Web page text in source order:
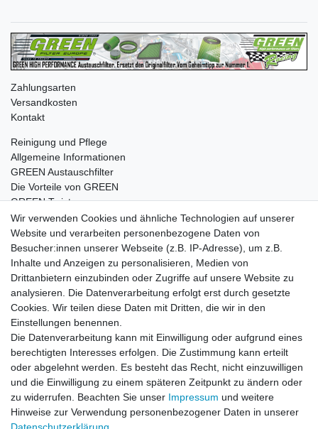
Zahlungsarten
Versandkosten
Kontakt
Reinigung und Pflege
Allgemeine Informationen
GREEN Austauschfilter
Die Vorteile von GREEN
GREEN Twister
Impressum Daten­schutz­erklärung AGB
Barrierefreiheitserklärung Widerrufs­recht
Vertrag widerrufen Kontakt
© Copyright 2026 | Alle Rechte vorbehalten.
Wir verwenden Cookies und ähnliche Technologien auf unserer
Website und verarbeiten personenbezogene Daten von
Besucher:innen unserer Webseite (z.B. IP-Adresse), um z.B.
Inhalte und Anzeigen zu personalisieren, Medien von
Drittanbietern einzubinden oder Zugriffe auf unsere Website zu
analysieren. Die Datenverarbeitung erfolgt erst durch gesetzte
Cookies. Wir teilen diese Daten mit Dritten, die wir in den
Einstellungen benennen.
Die Datenverarbeitung kann mit Einwilligung oder aufgrund eines
berechtigten Interesses erfolgen. Die Zustimmung kann erteilt
oder abgelehnt werden. Es besteht das Recht, nicht einzuwilligen
und die Einwilligung zu einem späteren Zeitpunkt zu ändern oder
zu widerrufen. Beachten Sie unser Impressum und weitere
Hinweise zur Verwendung personenbezogener Daten in unserer